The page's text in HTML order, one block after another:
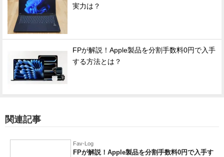
実力は？
FPが解説！Apple製品を分割手数料0円で入手
する方法とは？
関連記事
Fav-Log
FPが解説！Apple製品を分割手数料0円で入手す